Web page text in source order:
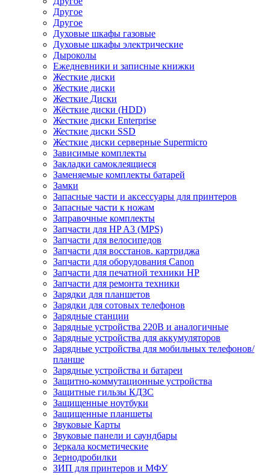
Другое
Другое
Духовые шкафы газовые
Духовые шкафы электрические
Дыроколы
Ежедневники и записные книжки
Жесткие диски
Жесткие диски
Жесткие Диски
Жёсткие диски (HDD)
Жесткие диски Enterprise
Жесткие диски SSD
Жесткие диски серверные Supermicro
Зависимые комплекты
Закладки самоклеящиеся
Заменяемые комплекты батарей
Замки
Запасные части и аксессуары для принтеров
Запасные части к ножам
Заправочные комплекты
Запчасти для HP A3 (MPS)
Запчасти для велосипедов
Запчасти для восстанов. картриджа
Запчасти для оборудования Canon
Запчасти для печатной техники HP
Запчасти для ремонта техники
Зарядки для планшетов
Зарядки для сотовых телефонов
Зарядные станции
Зарядные устройства 220В и аналогичные
Зарядные устройства для аккумуляторов
Зарядные устройства для мобильных телефонов/
планше
Зарядные устройства и батареи
Защитно-коммутационные устройства
Защитные гильзы КДЗС
Защищенные ноутбуки
Защищенные планшеты
Звуковые Карты
Звуковые панели и саундбары
Зеркала косметические
Зернодробилки
ЗИП для принтеров и МФУ